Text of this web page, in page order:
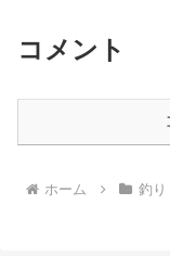
コメント
ホーム 釣り